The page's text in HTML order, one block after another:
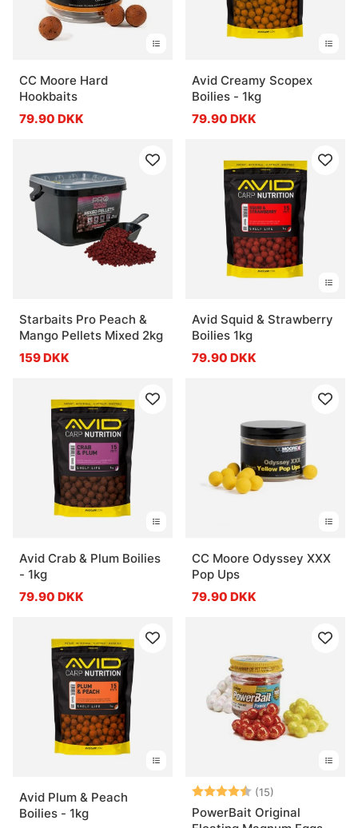
CC Moore Hard
Hookbaits
79.90 DKK
Avid Creamy Scopex
Boilies - 1kg
79.90 DKK
Starbaits Pro Peach &
Mango Pellets Mixed 2kg
159 DKK
Avid Squid & Strawberry
Boilies 1kg
79.90 DKK
Avid Crab & Plum Boilies
- 1kg
79.90 DKK
CC Moore Odyssey XXX
Pop Ups
79.90 DKK
Avid Plum & Peach
Boilies - 1kg
Vurdering: (15)
PowerBait Original